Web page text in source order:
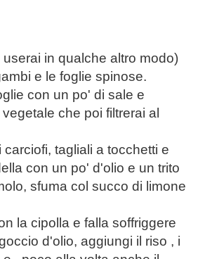
in qualche altro modo)
e le foglie spinose.
con un po' di sale e
che poi filtrerai al
tagliali a tocchetti e
con un po' d'olio e un trito
sfuma col succo di limone
la cipolla e falla soffriggere
d'olio, aggiungi il riso , i